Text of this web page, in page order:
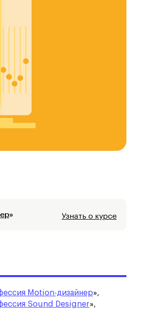
» Узнать о курсе
Motion-дизайнер»,
Sound Designer»,